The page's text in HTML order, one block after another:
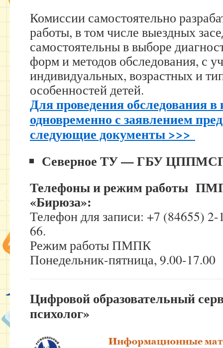
Комиссии самостоятельно
работы, в том числе выездных
самостоятельны в выборе
форм и методов обследования, с
индивидуальных, возрастных и
особенностей детей.
Для проведения обследования
одновременно с заявлением
следующие документы >>>
Северное ТУ — ГБУ
Телефоны и режим работы
«Бирюза»:
Телефон для записи: +7 (84655)
66.
Режим работы ПМПК
Понедельник-пятница, 9.00-17.00
Цифровой образовательный
психолог»